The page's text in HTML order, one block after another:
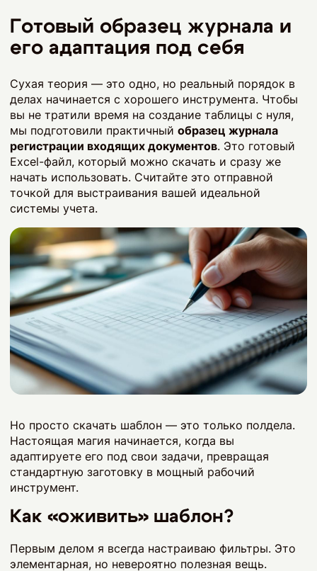
Готовый образец журнала и
его адаптация под себя
Сухая теория — это одно, но реальный порядок в
делах начинается с хорошего инструмента. Чтобы
вы не тратили время на создание таблицы с нуля,
мы подготовили практичный образец журнала
регистрации входящих документов. Это готовый
Excel-файл, который можно скачать и сразу же
начать использовать. Считайте это отправной
точкой для выстраивания вашей идеальной
системы учета.
Но просто скачать шаблон — это только полдела.
Настоящая магия начинается, когда вы
адаптируете его под свои задачи, превращая
стандартную заготовку в мощный рабочий
инструмент.
Как «оживить» шаблон?
Первым делом я всегда настраиваю фильтры. Это
элементарная, но невероятно полезная вещь.